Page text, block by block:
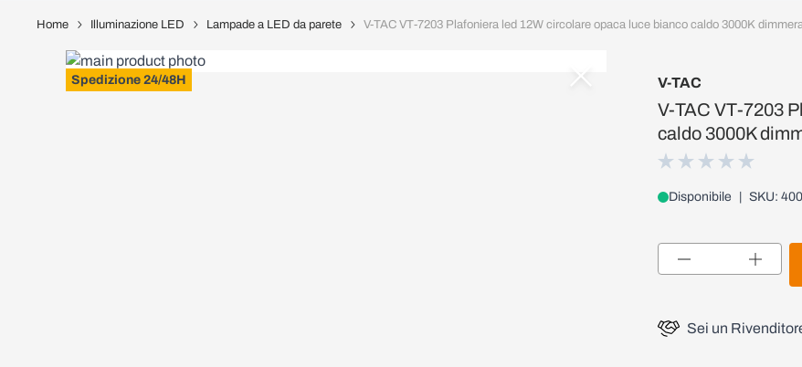
Home Illuminazione LED Lampade a LED da parete V-TAC VT-7203 Plafoniera led 12W circolare opaca luce bianco caldo 3000K
Spedizione 24/48H V-TAC
V-TAC VT-7203
caldo 3000K
Disponibile SKU:
Sei un